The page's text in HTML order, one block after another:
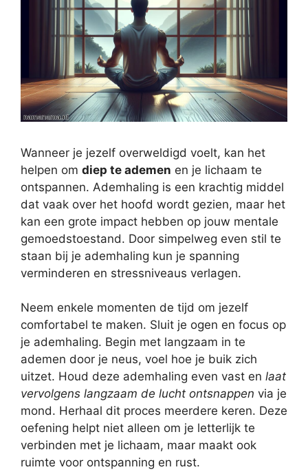
Wanneer je jezelf overweldigd voelt, kan het
helpen om diep te ademen en je lichaam te
ontspannen. Ademhaling is een krachtig middel
dat vaak over het hoofd wordt gezien, maar het
kan een grote impact hebben op jouw mentale
gemoedstoestand. Door simpelweg even stil te
staan bij je ademhaling kun je spanning
verminderen en stressniveaus verlagen.
Neem enkele momenten de tijd om jezelf
comfortabel te maken. Sluit je ogen en focus op
je ademhaling. Begin met langzaam in te
ademen door je neus, voel hoe je buik zich
uitzet. Houd deze ademhaling even vast en laat
vervolgens langzaam de lucht ontsnappen via je
mond. Herhaal dit proces meerdere keren. Deze
oefening helpt niet alleen om je letterlijk te
verbinden met je lichaam, maar maakt ook
ruimte voor ontspanning en rust.